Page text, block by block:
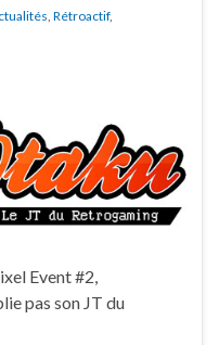
Rétroactif,
Event #2,
pas son JT du